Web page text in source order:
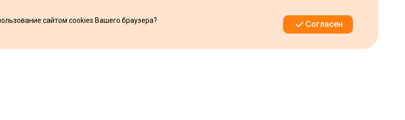
сайтом cookies Вашего браузера?
Согласен